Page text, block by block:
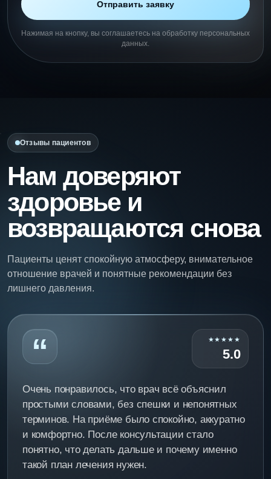
Отправить заявку
Нажимая на кнопку, вы соглашаетесь на обработку персональных
данных.
Отзывы пациентов
Нам доверяют
здоровье и
возвращаются снова
Пациенты ценят спокойную атмосферу, внимательное
отношение врачей и понятные рекомендации без
лишнего давления.
“ ★★★★★
5.0
Очень понравилось, что врач всё объяснил
простыми словами, без спешки и непонятных
терминов. На приёме было спокойно, аккуратно
и комфортно. После консультации стало
понятно, что делать дальше и почему именно
такой план лечения нужен.